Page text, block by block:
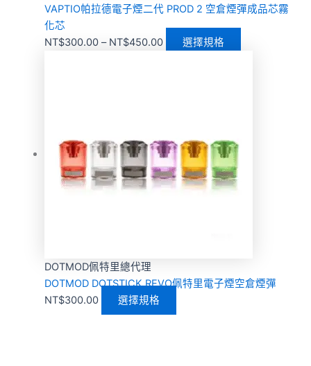
VAPTIO帕拉德電子煙二代 PROD 2 空倉煙彈成品芯霧
化芯
NT$300.00 – NT$450.00 選擇規格
DOTMOD佩特里總代理
DOTMOD DOTSTICK REVO佩特里電子煙空倉煙彈
NT$300.00 選擇規格